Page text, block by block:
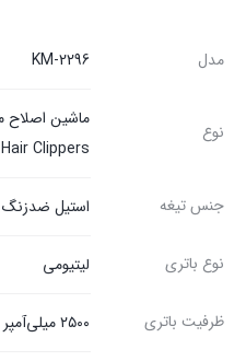
مدل KM‑2296
نوع
Hair Clippers
جنس تیغه استیل ضدزنگ
نوع باتری لیتیومی
ظرفیت باتری ۲۵۰۰ میلی‌آمپر ساعت